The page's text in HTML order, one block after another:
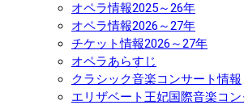
オペラ情報2025～26年
オペラ情報2026～27年
チケット情報2026～27年
オペラあらすじ
クラシック音楽コンサート情報
エリザベート王妃国際音楽コ